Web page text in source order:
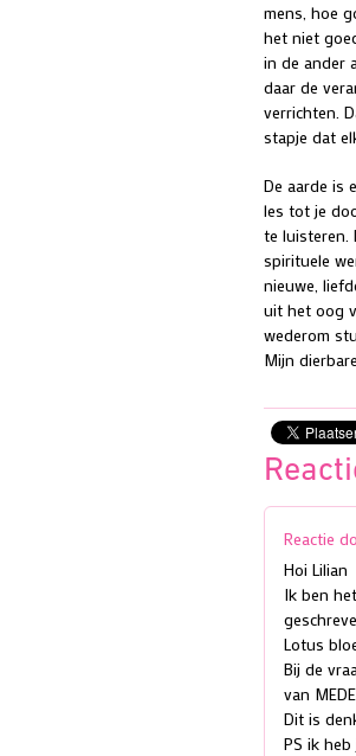
mens, hoe
het niet
in de ander
daar de
verrichten.
stapje dat
De aarde is
les tot je
te luisteren.
spirituele
nieuwe,
uit het oog
wederom
Mijn
Reactie
Hoi Lilian
Ik ben
Lotus
Bij de
van
Dit is
PS ik